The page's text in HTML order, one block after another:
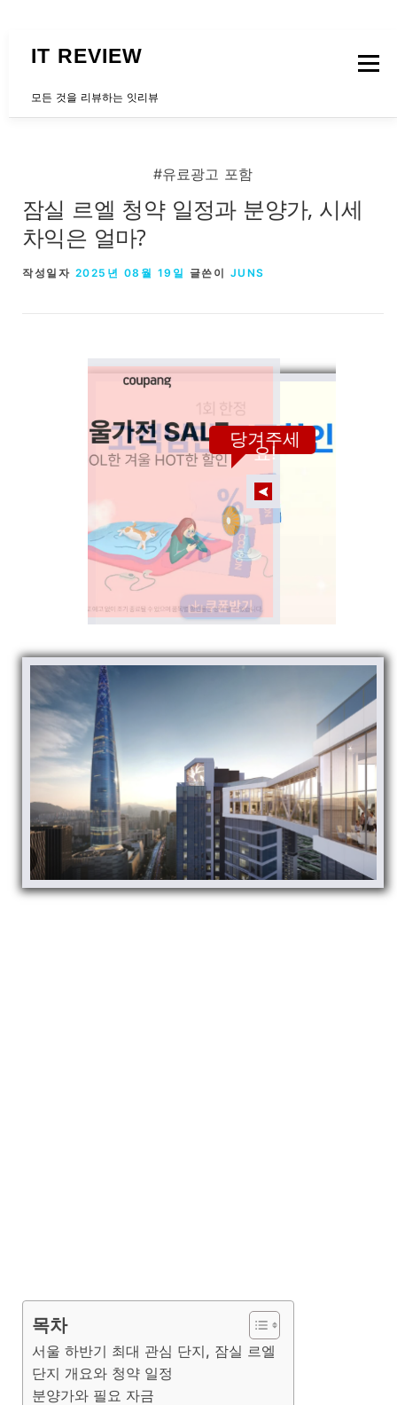
IT REVIEW
모든 것을 리뷰하는 잇리뷰
메뉴
#유료광고 포함
잠실 르엘 청약 일정과 분양가, 시세
차익은 얼마?
작성일자 2025년 08월 19일 글쓴이 JUNS
당겨주세
요!
목차
서울 하반기 최대 관심 단지, 잠실 르엘
단지 개요와 청약 일정
분양가와 필요 자금